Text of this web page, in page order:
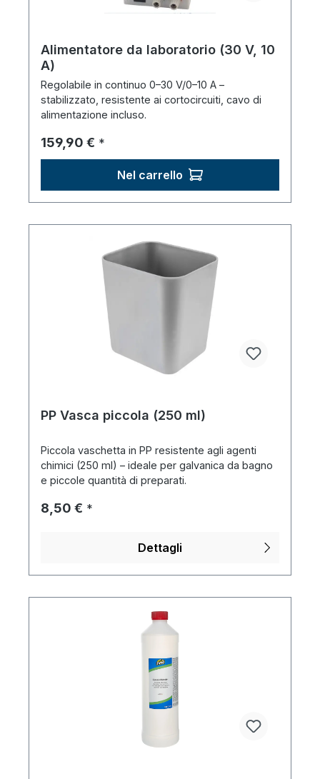
Alimentatore da laboratorio (30 V, 10
A)
Regolabile in continuo 0–30 V/0–10 A –
stabilizzato, resistente ai cortocircuiti, cavo di
alimentazione incluso.
Prezzo normale:
159,90 € *
Nel carrello
PP Vasca piccola (250 ml)
Piccola vaschetta in PP resistente agli agenti
chimici (250 ml) – ideale per galvanica da bagno
e piccole quantità di preparati.
Prezzo normale:
8,50 € *
Dettagli